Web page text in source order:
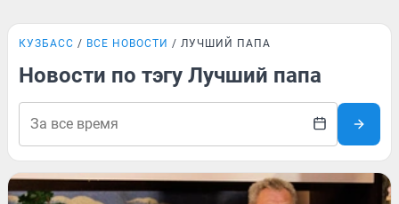
КУЗБАСС ВСЕ НОВОСТИ ЛУЧШИЙ ПАПА
Новости по тэгу Лучший папа